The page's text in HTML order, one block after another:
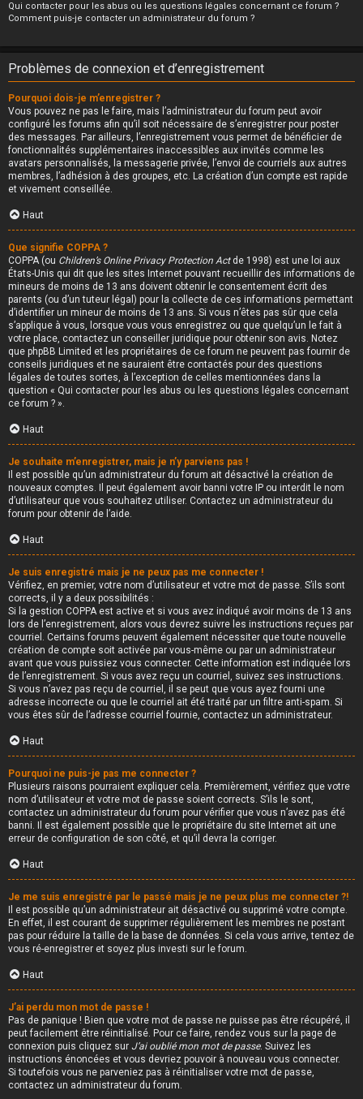
Qui contacter pour les abus ou les questions légales concernant ce forum ?
Comment puis-je contacter un administrateur du forum ?
Problèmes de connexion et d’enregistrement
Pourquoi dois-je m’enregistrer ?
Vous pouvez ne pas le faire, mais l’administrateur du forum peut avoir
configuré les forums afin qu’il soit nécessaire de s’enregistrer pour poster
des messages. Par ailleurs, l’enregistrement vous permet de bénéficier de
fonctionnalités supplémentaires inaccessibles aux invités comme les
avatars personnalisés, la messagerie privée, l’envoi de courriels aux autres
membres, l’adhésion à des groupes, etc. La création d’un compte est rapide
et vivement conseillée.
Haut
Que signifie COPPA ?
COPPA (ou Children’s Online Privacy Protection Actde 1998) est une loi aux
États-Unis qui dit que les sites Internet pouvant recueillir des informations de
mineurs de moins de 13 ans doivent obtenir le consentement écrit des
parents (ou d’un tuteur légal) pour la collecte de ces informations permettant
d’identifier un mineur de moins de 13 ans. Si vous n’êtes pas sûr que cela
s’applique à vous, lorsque vous vous enregistrez ou que quelqu’un le fait à
votre place, contactez un conseiller juridique pour obtenir son avis. Notez
que phpBB Limited et les propriétaires de ce forum ne peuvent pas fournir de
conseils juridiques et ne sauraient être contactés pour des questions
légales de toutes sortes, à l’exception de celles mentionnées dans la
question « Qui contacter pour les abus ou les questions légales concernant
ce forum ? ».
Haut
Je souhaite m’enregistrer, mais je n’y parviens pas !
Il est possible qu’un administrateur du forum ait désactivé la création de
nouveaux comptes. Il peut également avoir banni votre IP ou interdit le nom
d’utilisateur que vous souhaitez utiliser. Contactez un administrateur du
forum pour obtenir de l’aide.
Haut
Je suis enregistré mais je ne peux pas me connecter !
Vérifiez, en premier, votre nom d’utilisateur et votre mot de passe. S’ils sont
corrects, il y a deux possibilités :
Si la gestion COPPA est active et si vous avez indiqué avoir moins de 13 ans
lors de l’enregistrement, alors vous devrez suivre les instructions reçues par
courriel. Certains forums peuvent également nécessiter que toute nouvelle
création de compte soit activée par vous-même ou par un administrateur
avant que vous puissiez vous connecter. Cette information est indiquée lors
de l’enregistrement. Si vous avez reçu un courriel, suivez ses instructions.
Si vous n’avez pas reçu de courriel, il se peut que vous ayez fourni une
adresse incorrecte ou que le courriel ait été traité par un filtre anti-spam. Si
vous êtes sûr de l’adresse courriel fournie, contactez un administrateur.
Haut
Pourquoi ne puis-je pas me connecter ?
Plusieurs raisons pourraient expliquer cela. Premièrement, vérifiez que votre
nom d’utilisateur et votre mot de passe soient corrects. S’ils le sont,
contactez un administrateur du forum pour vérifier que vous n’avez pas été
banni. Il est également possible que le propriétaire du site Internet ait une
erreur de configuration de son côté, et qu’il devra la corriger.
Haut
Je me suis enregistré par le passé mais je ne peux plus me connecter ?!
Il est possible qu’un administrateur ait désactivé ou supprimé votre compte.
En effet, il est courant de supprimer régulièrement les membres ne postant
pas pour réduire la taille de la base de données. Si cela vous arrive, tentez de
vous ré-enregistrer et soyez plus investi sur le forum.
Haut
J’ai perdu mon mot de passe !
Pas de panique ! Bien que votre mot de passe ne puisse pas être récupéré, il
peut facilement être réinitialisé. Pour ce faire, rendez vous sur la page de
connexion puis cliquez sur J’ai oublié mon mot de passe. Suivez les
instructions énoncées et vous devriez pouvoir à nouveau vous connecter.
Si toutefois vous ne parveniez pas à réinitialiser votre mot de passe,
contactez un administrateur du forum.